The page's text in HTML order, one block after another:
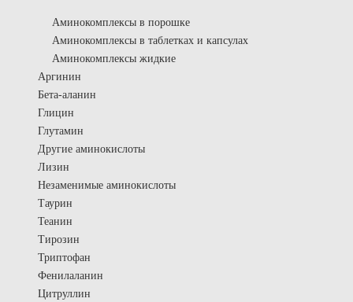
Аминокомплексы в порошке
Аминокомплексы в таблетках и капсулах
Аминокомплексы жидкие
Аргинин
Бета-аланин
Глицин
Глутамин
Другие аминокислоты
Лизин
Незаменимые аминокислоты
Таурин
Теанин
Тирозин
Триптофан
Фенилаланин
Цитруллин